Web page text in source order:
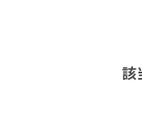
該